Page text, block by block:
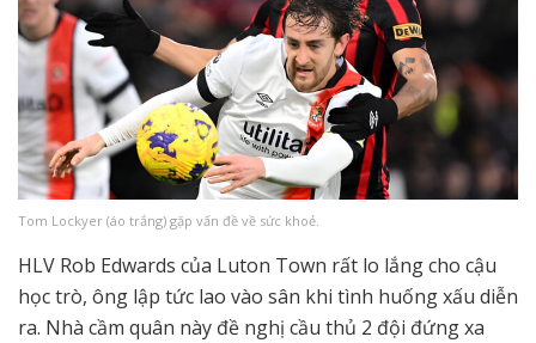
Tom Lockyer (áo trắng) gặp vấn đề về sức khoẻ.
HLV Rob Edwards của Luton Town rất lo lắng cho cậu
học trò, ông lập tức lao vào sân khi tình huống xấu diễn
ra. Nhà cầm quân này đề nghị cầu thủ 2 đội đứng xa